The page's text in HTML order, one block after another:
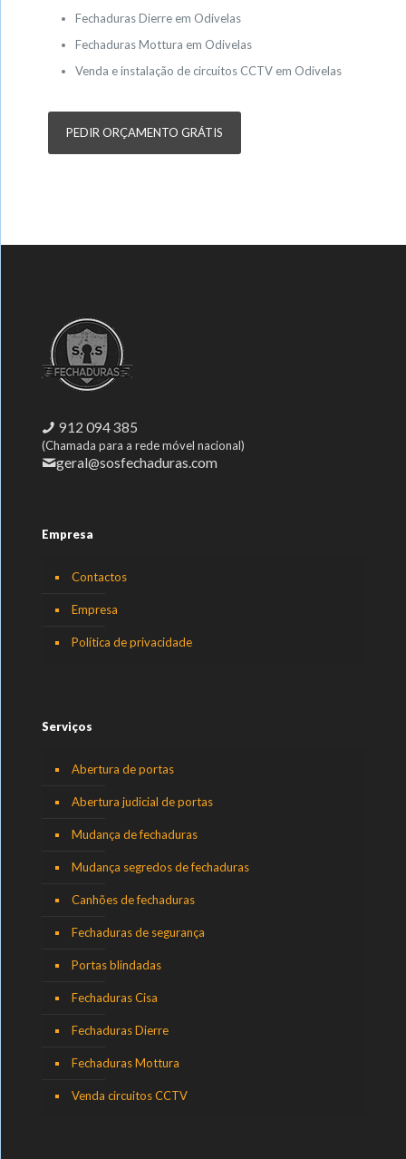
Fechaduras Dierre em Odivelas
Fechaduras Mottura em Odivelas
Venda e instalação de circuitos CCTV em Odivelas
PEDIR ORÇAMENTO GRÁTIS
912 094 385
(Chamada para a rede móvel nacional)
geral@sosfechaduras.com
Empresa
Contactos
Empresa
Política de privacidade
Serviços
Abertura de portas
Abertura judicial de portas
Mudança de fechaduras
Mudança segredos de fechaduras
Canhões de fechaduras
Fechaduras de segurança
Portas blindadas
Fechaduras Cisa
Fechaduras Dierre
Fechaduras Mottura
Venda circuitos CCTV